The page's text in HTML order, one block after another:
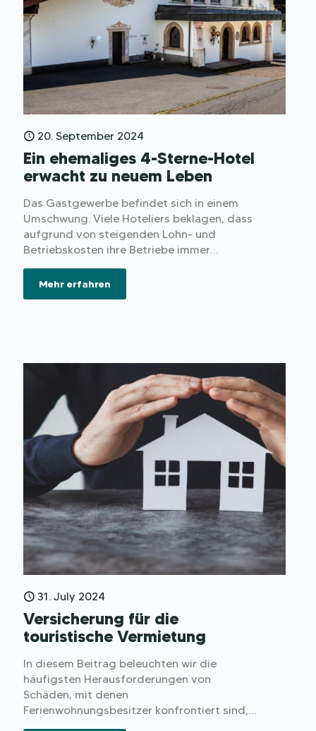
20. September 2024
Ein ehemaliges 4-Sterne-Hotel
erwacht zu neuem Leben
Das Gastgewerbe befindet sich in einem
Umschwung. Viele Hoteliers beklagen, dass
aufgrund von steigenden Lohn- und
Betriebskosten ihre Betriebe immer
ist nur noch schwierig zu finden, und auch
für die junge Generation wirkt die
Mehr erfahren
31. July 2024
Versicherung für die
touristische Vermietung
In diesem Beitrag beleuchten wir die
häufigsten Herausforderungen von
Schäden, mit denen
Ferienwohnungsbesitzer konfrontiert sind,